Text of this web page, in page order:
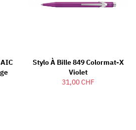
Stylo À Bille 849 Colormat-X
Violet
31,00 CHF